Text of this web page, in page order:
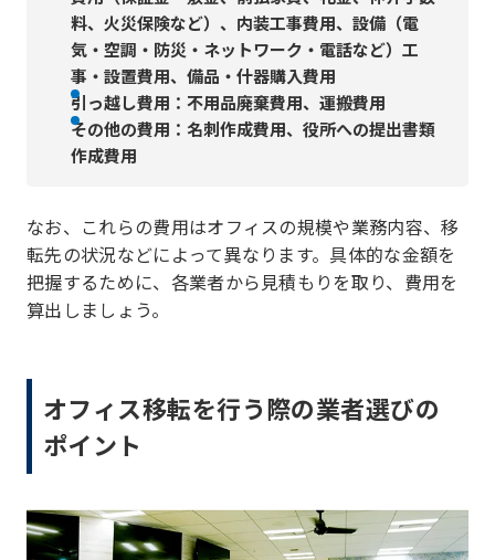
料、火災保険など）、内装工事費用、設備（電
気・空調・防災・ネットワーク・電話など）工
事・設置費用、備品・什器購入費用
引っ越し費用：不用品廃棄費用、運搬費用
その他の費用：名刺作成費用、役所への提出書類
作成費用
なお、これらの費用はオフィスの規模や業務内容、移
転先の状況などによって異なります。具体的な金額を
把握するために、各業者から見積もりを取り、費用を
算出しましょう。
オフィス移転を行う際の業者選びの
ポイント